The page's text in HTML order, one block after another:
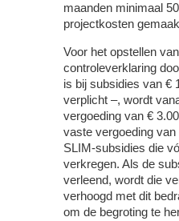
maanden minimaal
projectkosten
Voor het opstellen
controleverklaring
is bij subsidies van €
verplicht –, wordt
vergoeding van €
vaste vergoeding
SLIM-subsidies die
verkregen. Als de
verleend, wordt die
verhoogd met dit
om de begroting te